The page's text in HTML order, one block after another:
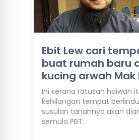
Ebit Lew cari
buat rumah baru
kucing arwah Mak
Ini kerana ratusan haiwan
kehilangan tempat
susulan tanahnya akan
semula PBT.